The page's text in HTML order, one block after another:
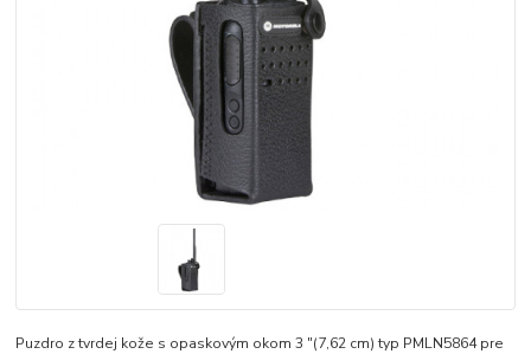
Puzdro z tvrdej kože s opaskovým okom 3 "(7,62 cm) typ PMLN5864 pre